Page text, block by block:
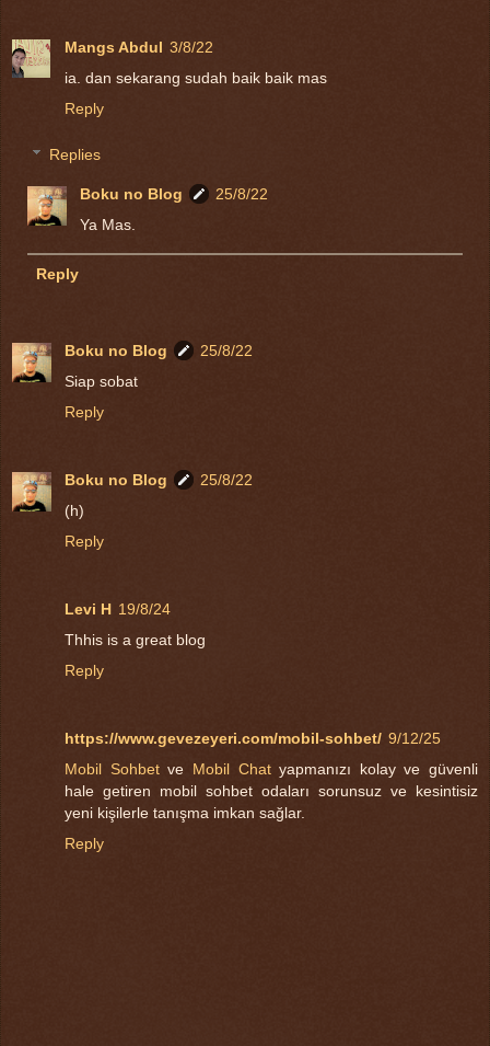
Mangs Abdul 3/8/22
ia. dan sekarang sudah baik baik mas
Reply
Replies
Boku no Blog
25/8/22
Ya Mas.
Reply
Boku no Blog
25/8/22
Siap sobat
Reply
Boku no Blog
25/8/22
(h)
Reply
Levi H 19/8/24
Thhis is a great blog
Reply
https://www.gevezeyeri.com/mobil-sohbet/ 9/12/25
Mobil Sohbetve Mobil Chatyapmanızı kolay ve güvenli
hale getiren mobil sohbet odaları sorunsuz ve kesintisiz
yeni kişilerle tanışma imkan sağlar.
Reply